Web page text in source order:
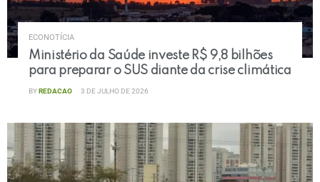
ECONOTÍCIA
Ministério da Saúde investe R$ 9,8 bilhões
para preparar o SUS diante da crise climática
BYREDACAO 3 DE JULHO DE 2026